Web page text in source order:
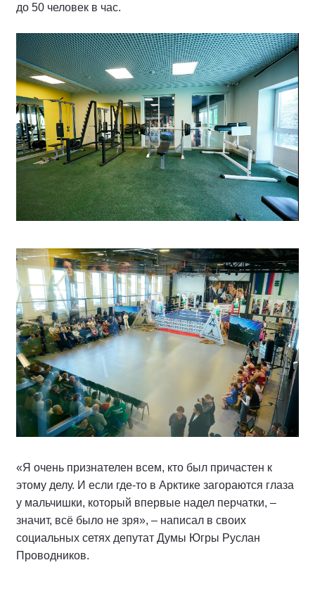
до 50 человек в час.
«Я очень признателен всем, кто был причастен к
этому делу. И если где-то в Арктике загораются глаза
у мальчишки, который впервые надел перчатки, –
значит, всё было не зря», – написал в своих
социальных сетях депутат Думы Югры Руслан
Проводников.